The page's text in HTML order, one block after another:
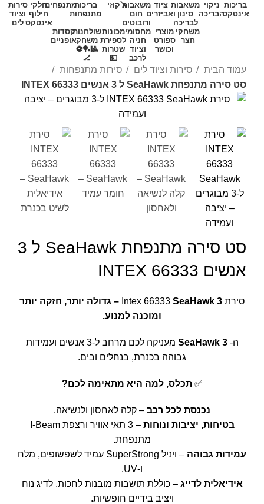
בריכות
אינטקס
ניקוי
הבריכה
משאבות
סינון
לבריכה
ציוד
ואביזרים
משאבות
חום
ורובוטים
ג`קוזי
בריכות
מתנפחות
מתנפחיםחלקי
חילוף
אינטקס
סירות
וציוד
לים
משחקי
חצר
מוצרי
ספורט
וכושר
מחסומי
חניה
וציוד
לרכב
מכונות
לספירת
שטרות
💵
שולחנות
משחק
🎱🏓⚽
🏒
קסדות
אופניים
עמוד הבית סירות וציוד לים
סירות מתנפחות
סט סירה מתנפחת SeaHawk ל 3 אנשים 66333 INTEX
סט סירה מתנפחת SeaHawk ל 3
אנשים 66333 INTEX
סירת Intex 66333
SeaHawk 3 – גדולה יותר, חזקה יותר
ומוכנה למנוע.
ה- SeaHawk 3
מעניקה לכם מרחב ל-3 אנשים ועמידות
גבוהה בכנרת, בנחלים ובים.
✅תכלס, למה היא מתאימה לכם?
נכנסת לכל רכב – קלה לאחסון ולנשיאה.
בטיחות, יציבות ונוחות
– 3 תאי אוויר ורצפת I-Beam
מתנפחת.
עמידות גבוהה
– ויניל SuperStrong עמיד לשפשופים, מלח
ו-UV.
אידיאלית לדייג– כוללת תושבות מובנות לחכות, לדיג נוח
ויציב בידיים חופשיות.